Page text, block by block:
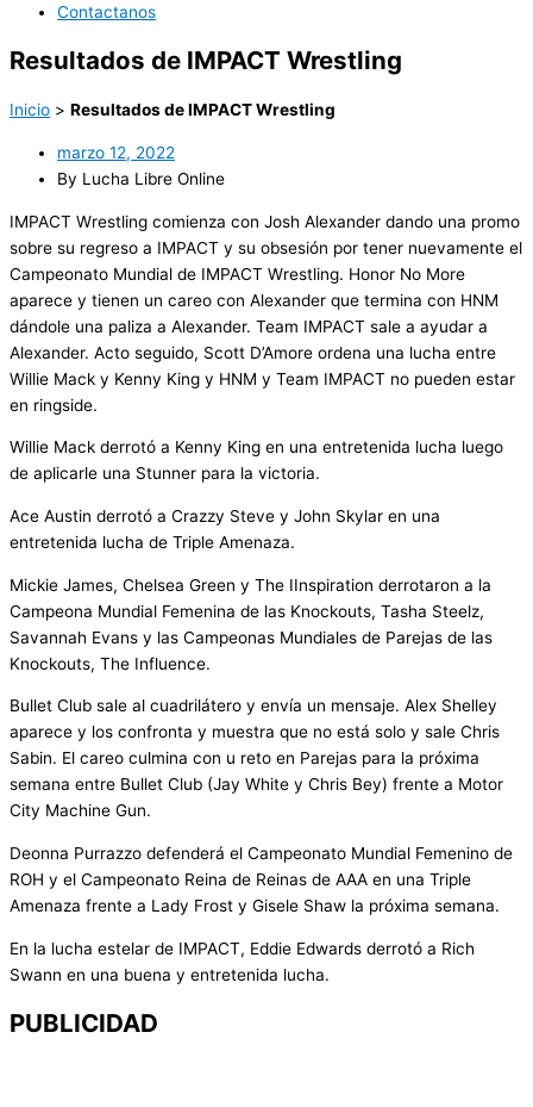
Contactanos
Resultados de IMPACT Wrestling
Inicio > Resultados de IMPACT Wrestling
marzo 12, 2022
By Lucha Libre Online
IMPACT Wrestling comienza con Josh Alexander dando una promo
sobre su regreso a IMPACT y su obsesión por tener nuevamente el
Campeonato Mundial de IMPACT Wrestling. Honor No More
aparece y tienen un careo con Alexander que termina con HNM
dándole una paliza a Alexander. Team IMPACT sale a ayudar a
Alexander. Acto seguido, Scott D’Amore ordena una lucha entre
Willie Mack y Kenny King y HNM y Team IMPACT no pueden estar
en ringside.
Willie Mack derrotó a Kenny King en una entretenida lucha luego
de aplicarle una Stunner para la victoria.
Ace Austin derrotó a Crazzy Steve y John Skylar en una
entretenida lucha de Triple Amenaza.
Mickie James, Chelsea Green y The IInspiration derrotaron a la
Campeona Mundial Femenina de las Knockouts, Tasha Steelz,
Savannah Evans y las Campeonas Mundiales de Parejas de las
Knockouts, The Influence.
Bullet Club sale al cuadrilátero y envía un mensaje. Alex Shelley
aparece y los confronta y muestra que no está solo y sale Chris
Sabin. El careo culmina con u reto en Parejas para la próxima
semana entre Bullet Club (Jay White y Chris Bey) frente a Motor
City Machine Gun.
Deonna Purrazzo defenderá el Campeonato Mundial Femenino de
ROH y el Campeonato Reina de Reinas de AAA en una Triple
Amenaza frente a Lady Frost y Gisele Shaw la próxima semana.
En la lucha estelar de IMPACT, Eddie Edwards derrotó a Rich
Swann en una buena y entretenida lucha.
PUBLICIDAD